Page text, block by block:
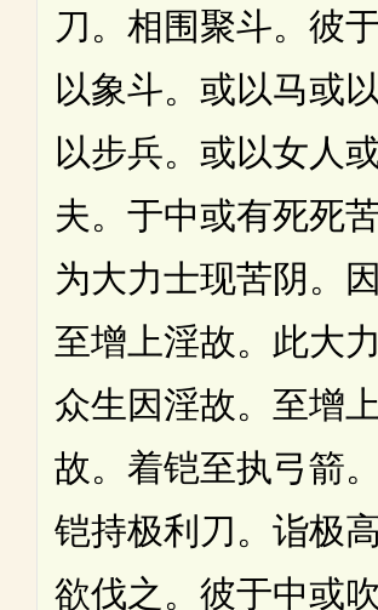
刀。相围聚斗。彼
以象斗。或以马或
以步兵。或以女人
夫。于中或有死死
为大力士现苦阴。
至增上淫故。此大力
众生因淫故。至增
故。着铠至执弓箭
铠持极利刀。诣极
欲伐之。彼于中或